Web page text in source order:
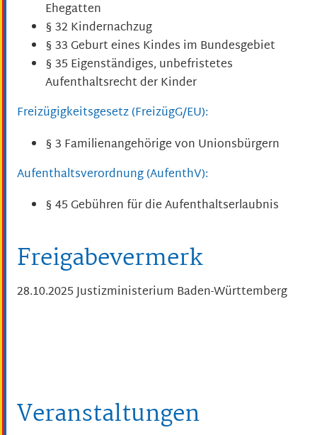
Ehegatten
§ 32 Kindernachzug
§ 33 Geburt eines Kindes im Bundesgebiet
§ 35 Eigenständiges, unbefristetes
Aufenthaltsrecht der Kinder
Freizügigkeitsgesetz (FreizügG/EU):
§ 3 Familienangehörige von Unionsbürgern
Aufenthaltsverordnung (AufenthV):
§ 45 Gebühren für die Aufenthaltserlaubnis
Freigabevermerk
28.10.2025 Justizministerium Baden-Württemberg
Veranstaltungen